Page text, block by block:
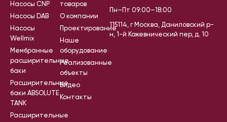
Насосы CNP
Насосы DAB
Насосы
Wellmix
Мембранные
расширительные
баки
Расширительные
баки ABSOLUTE
TANK
Расширительные
товаров
О компании
Проектирование
Наше
оборудование
Реализованные
объекты
Видео
Контакты
Пн–Пт 09:00–18:00
115114, г Москва, Даниловский р-
н, 1-й Кожевнический пер, д. 10